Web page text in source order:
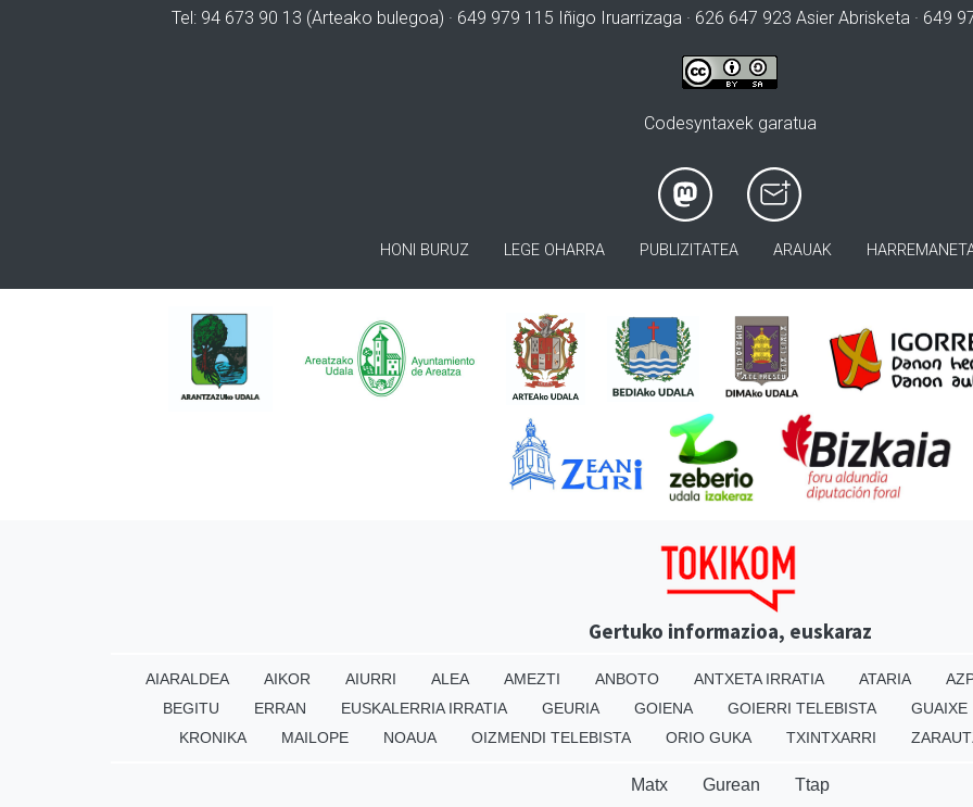
Tel: 94 673 90 13 (Arteako bulegoa) · 649 979 115 Iñigo Iruarrizaga · 626 647 923 Asier Abrisketa · 649
Codesyntaxek garatua
HONI BURUZ LEGE OHARRA PUBLIZITATEA ARAUAK
Gertuko informazioa, euskaraz
AIARALDEA AIKOR AIURRI ALEA AMEZTI ANBOTO ANTXETA IRRATIA ATARIA
BEGITU
ERRAN EUSKALERRIA IRRATIA GEURIA GOIENA GOIERRI TELEBISTA
GUAIXE
KRONIKA
MAILOPE NOAUA OIZMENDI TELEBISTA ORIO GUKA TXINTXARRI
Matx Gurean Ttap